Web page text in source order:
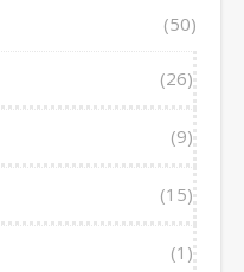
(50)
(26)
(9)
(15)
(1)